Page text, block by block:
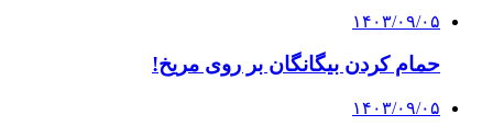
۱۴۰۳/۰۹/۰۵
حمام کردن بیگانگان بر روی مریخ!
۱۴۰۳/۰۹/۰۵